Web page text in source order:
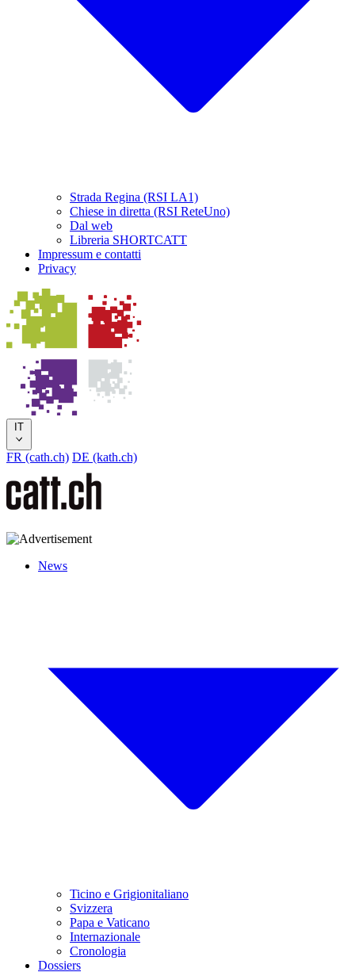
Strada Regina (RSI LA1)
Chiese in diretta (RSI ReteUno)
Dal web
Libreria SHORTCATT
Impressum e contatti
Privacy
IT
FR (cath.ch) DE (kath.ch)
News
Ticino e Grigionitaliano
Svizzera
Papa e Vaticano
Internazionale
Cronologia
Dossiers